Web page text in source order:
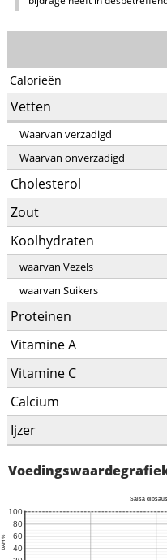
Calorieën
Vetten
Waarvan verzadigd
Waarvan onverzadigd
Cholesterol
Zout
Koolhydraten
waarvan Vezels
waarvan Suikers
Proteinen
Vitamine A
Vitamine C
Calcium
Ijzer